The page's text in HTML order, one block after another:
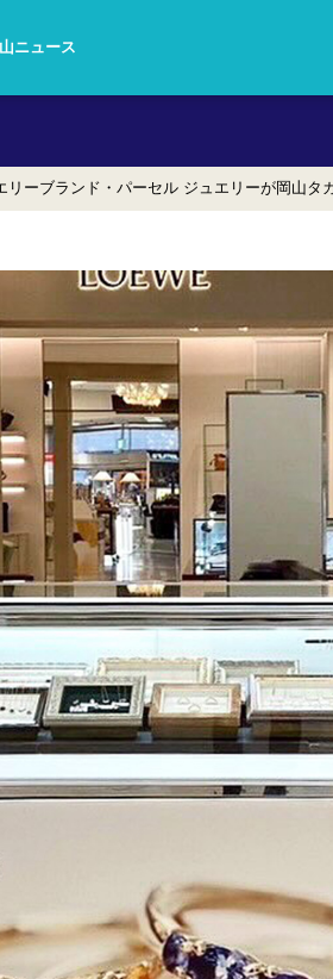
の観光・地域情
ニュース
リーブランド・パーセル ジュエリーが岡山タ